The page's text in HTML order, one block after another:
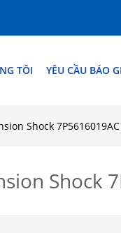
TÔI YÊU CẦU BÁO
Shock 7P5616019AC
Shock